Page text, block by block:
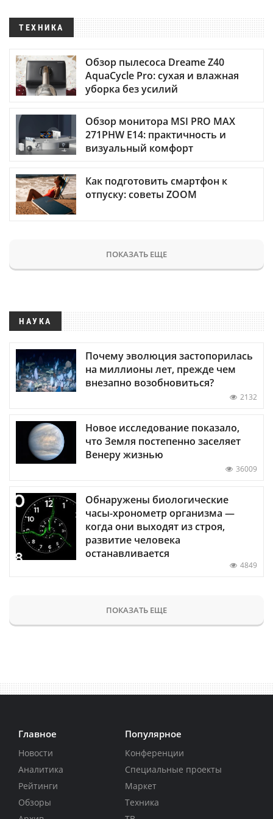
ТЕХНИКА
Обзор пылесоса Dreame Z40
AquaCycle Pro: сухая и влажная
уборка без усилий
Обзор монитора MSI PRO MAX
271PHW E14: практичность и
визуальный комфорт
Как подготовить смартфон к
отпуску: советы ZOOM
ПОКАЗАТЬ ЕЩЕ
НАУКА
Почему эволюция застопорилась
на миллионы лет, прежде чем
внезапно возобновиться?
2132
Новое исследование показало,
что Земля постепенно заселяет
Венеру жизнью
36009
Обнаружены биологические
часы-хронометр организма —
когда они выходят из строя,
развитие человека
останавливается
4849
ПОКАЗАТЬ ЕЩЕ
Главное
Новости
Аналитика
Рейтинги
Обзоры
Популярное
Конференции
Специальные проекты
Маркет
Техника